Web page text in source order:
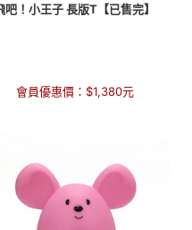
吧！小王子 長版T【已售完】
會員優惠價： $1,380元